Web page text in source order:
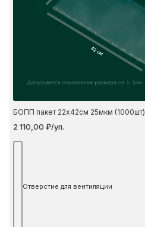
42 см
БОПП пакет 22х42см 25мкм (1000шт)
2 110,00 ₽/уп.
Отверстие для вентиляции